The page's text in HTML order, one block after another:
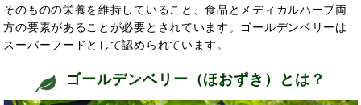
そのものの栄養を維持していること、食品とメディカルハーブ両
方の要素があることが必要とされています。ゴールデンベリーは
スーパーフードとして認められています。
ゴールデンベリー（ほおずき）とは？